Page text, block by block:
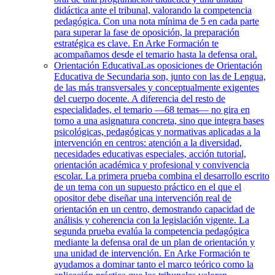
didáctica ante el tribunal, valorando la competencia
pedagógica. Con una nota mínima de 5 en cada parte
para superar la fase de oposición, la preparación
estratégica es clave. En Arke Formación te
acompañamos desde el temario hasta la defensa oral.
Orientación EducativaLas oposiciones de Orientación
Educativa de Secundaria son, junto con las de Lengua,
de las más transversales y conceptualmente exigentes
del cuerpo docente. A diferencia del resto de
especialidades, el temario —68 temas— no gira en
torno a una asignatura concreta, sino que integra bases
psicológicas, pedagógicas y normativas aplicadas a la
intervención en centros: atención a la diversidad,
necesidades educativas especiales, acción tutorial,
orientación académica y profesional y convivencia
escolar. La primera prueba combina el desarrollo escrito
de un tema con un supuesto práctico en el que el
opositor debe diseñar una intervención real de
orientación en un centro, demostrando capacidad de
análisis y coherencia con la legislación vigente. La
segunda prueba evalúa la competencia pedagógica
mediante la defensa oral de un plan de orientación y
una unidad de intervención. En Arke Formación te
ayudamos a dominar tanto el marco teórico como la